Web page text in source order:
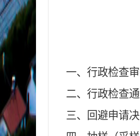
一、行政检查
二、行政检查
三、回避申请